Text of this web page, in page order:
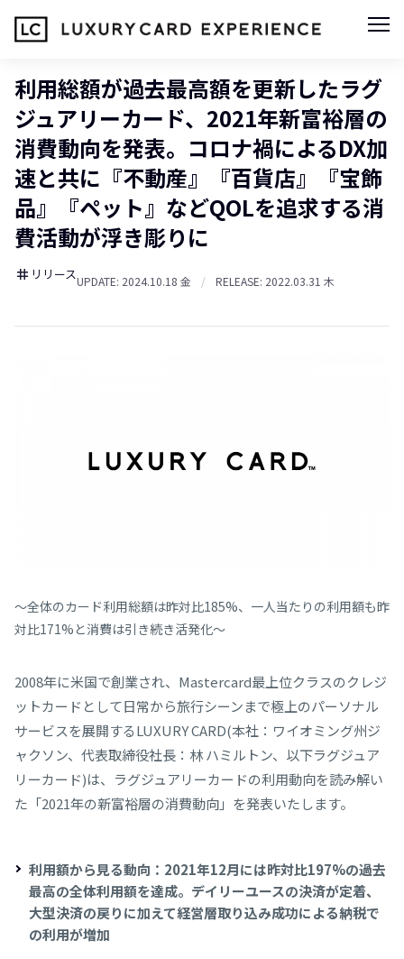
利用総額が過去最高額を更新したラグ
ジュアリーカード、2021年新富裕層の
消費動向を発表。コロナ禍によるDX加
速と共に『不動産』『百貨店』『宝飾
品』『ペット』などQOLを追求する消
費活動が浮き彫りに
tag リリースUPDATE: 2024.10.18 金 / RELEASE: 2022.03.31 木
～全体のカード利用総額は昨対比185%、一人当たりの利用額も昨
対比171%と消費は引き続き活発化～
2008年に米国で創業され、Mastercard最上位クラスのクレジ
ットカードとして日常から旅行シーンまで極上のパーソナル
サービスを展開するLUXURY CARD(本社：ワイオミング州ジ
ャクソン、代表取締役社長：林 ハミルトン、以下ラグジュア
リーカード)は、ラグジュアリーカードの利用動向を読み解い
た「2021年の新富裕層の消費動向」を発表いたします。
利用額から見る動向：2021年12月には昨対比197%の過去
最高の全体利用額を達成。デイリーユースの決済が定着、
大型決済の戻りに加えて経営層取り込み成功による納税で
の利用が増加